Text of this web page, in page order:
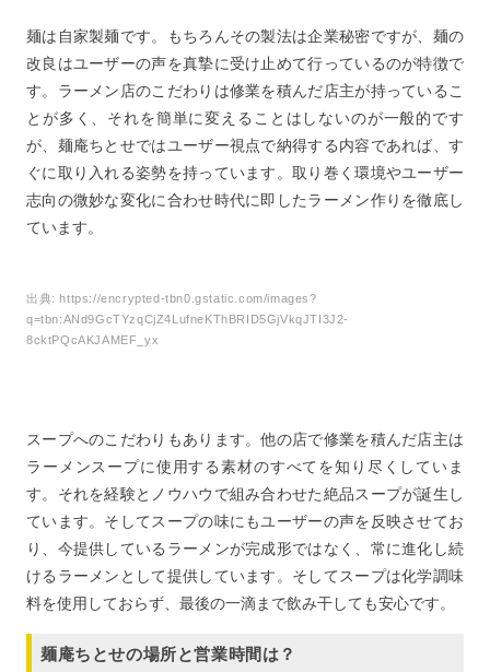
麺は自家製麺です。もちろんその製法は企業秘密ですが、麺の
改良はユーザーの声を真摯に受け止めて行っているのが特徴で
す。ラーメン店のこだわりは修業を積んだ店主が持っているこ
とが多く、それを簡単に変えることはしないのが一般的です
が、麺庵ちとせではユーザー視点で納得する内容であれば、す
ぐに取り入れる姿勢を持っています。取り巻く環境やユーザー
志向の微妙な変化に合わせ時代に即したラーメン作りを徹底し
ています。
出典:https://encrypted-tbn0.gstatic.com/images?
q=tbn:ANd9GcTYzqCjZ4LufneKThBRID5GjVkqJTI3J2-
8cktPQcAKJAMEF_yx
スープへのこだわりもあります。他の店で修業を積んだ店主は
ラーメンスープに使用する素材のすべてを知り尽くしていま
す。それを経験とノウハウで組み合わせた絶品スープが誕生し
ています。そしてスープの味にもユーザーの声を反映させてお
り、今提供しているラーメンが完成形ではなく、常に進化し続
けるラーメンとして提供しています。そしてスープは化学調味
料を使用しておらず、最後の一滴まで飲み干しても安心です。
麺庵ちとせの場所と営業時間は？